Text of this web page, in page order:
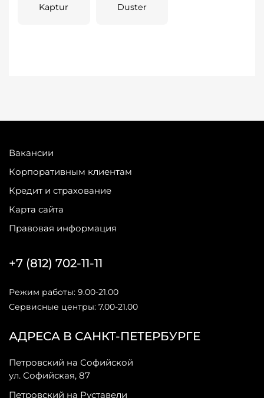
Kaptur Duster
Вакансии
Корпоративным клиентам
Кредит и страхование
Карта сайта
Правовая информация
АДРЕСА В САНКТ-ПЕТЕРБУРГЕ
Петровский на Софийской
ул. Софийская, 87
Петровский на Руставели
+7 (812) 702-11-11
Режим работы: 9.00-21.00
Сервисные центры: 7.00-21.00